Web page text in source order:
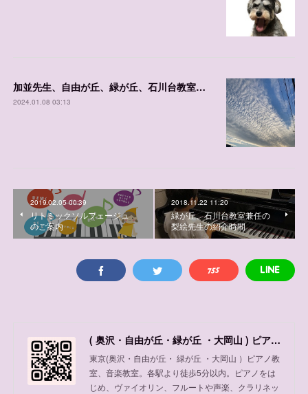
加並先生、自由が丘、緑が丘、石川台教室 レッスン可能枠
2024.01.08 03:13
2019.02.05 00:39
リトミックソルフェージュ
のご案内
2018.11.22 11:20
緑が丘、石川台教室兼任の
梨絵先生の紹介時間
( 奥沢・自由が丘・緑が丘 ・大岡山 ) ピアノ教室、音楽教室
東京(奥沢・自由が丘・ 緑が丘 ・大岡山 ）ピアノ教
室、音楽教室。各駅より徒歩5分以内。ピアノをは
じめ、ヴァイオリン、フルートや声楽、クラリネッ